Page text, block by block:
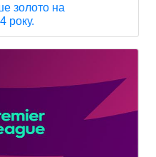
золото на
року.